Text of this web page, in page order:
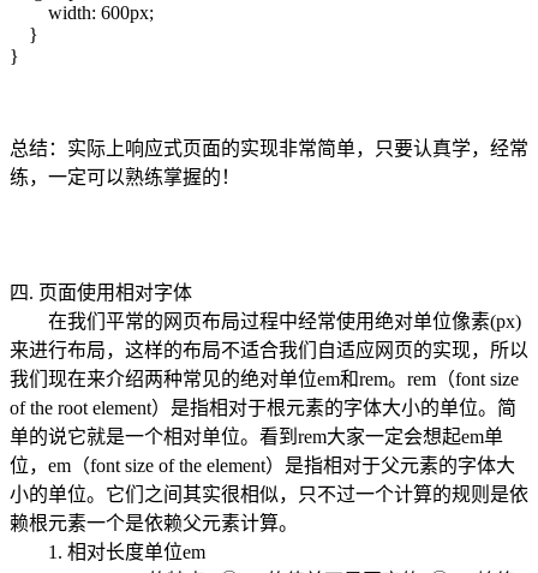
width: 600px;
}
}
总结：实际上响应式页面的实现非常简单，只要认真学，经常
练，一定可以熟练掌握的！
四. 页面使用相对字体
在我们平常的网页布局过程中经常使用绝对单位像素(px)
来进行布局，这样的布局不适合我们自适应网页的实现，所以
我们现在来介绍两种常见的绝对单位em和rem。rem（font size
of the root element）是指相对于根元素的字体大小的单位。简
单的说它就是一个相对单位。看到rem大家一定会想起em单
位，em（font size of the element）是指相对于父元素的字体大
小的单位。它们之间其实很相似，只不过一个计算的规则是依
赖根元素一个是依赖父元素计算。
1. 相对长度单位em